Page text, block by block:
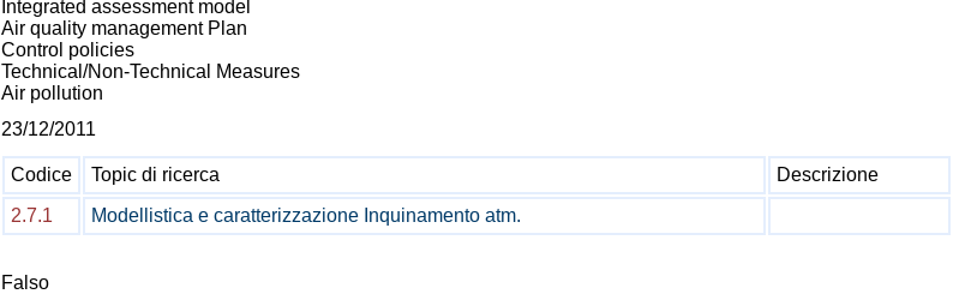
Integrated assessment model
Air quality management Plan
Control policies
Technical/Non-Technical Measures
Air pollution
23/12/2011
Codice Topic di ricerca
Descrizione
2.7.1
Modellistica e caratterizzazione Inquinamento atm.
Falso